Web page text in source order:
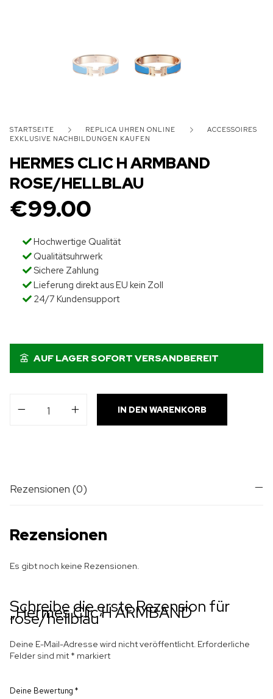
STARTSEITE REPLICA UHREN ONLINE
ACCESSOIRES
EXKLUSIVE NACHBILDUNGEN KAUFEN
HERMES CLIC H ARMBAND
ROSE/HELLBLAU
€99.00
Hochwertige Qualität
Qualitätsuhrwerk
Sichere Zahlung
Lieferung direkt aus EU kein Zoll
24/7 Kundensupport
AUF LAGER SOFORT VERSANDBEREIT
IN DEN WARENKORB
Rezensionen (0)
Rezensionen
Es gibt noch keine Rezensionen.
Schreibe die erste Rezension für
„Hermes Clic H ARMBAND
rose/hellblau“
Deine E-Mail-Adresse wird nicht veröffentlicht. Erforderliche
Felder sind mit * markiert
Deine Bewertung *